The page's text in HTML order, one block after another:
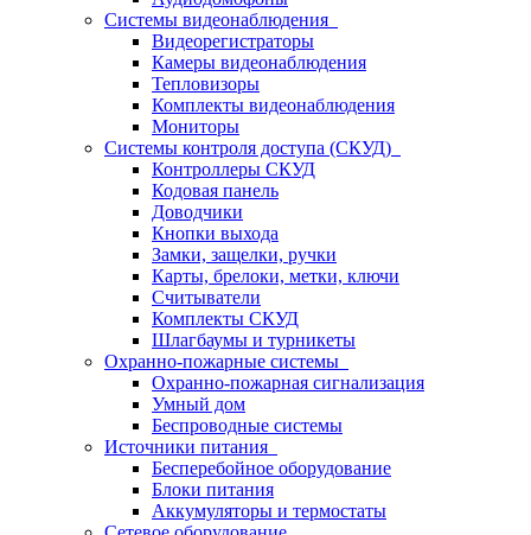
Системы видеонаблюдения
Видеорегистраторы
Камеры видеонаблюдения
Тепловизоры
Комплекты видеонаблюдения
Мониторы
Системы контроля доступа (СКУД)
Контроллеры СКУД
Кодовая панель
Доводчики
Кнопки выхода
Замки, защелки, ручки
Карты, брелоки, метки, ключи
Считыватели
Комплекты СКУД
Шлагбаумы и турникеты
Охранно-пожарные системы
Охранно-пожарная сигнализация
Умный дом
Беспроводные системы
Источники питания
Бесперебойное оборудование
Блоки питания
Аккумуляторы и термостаты